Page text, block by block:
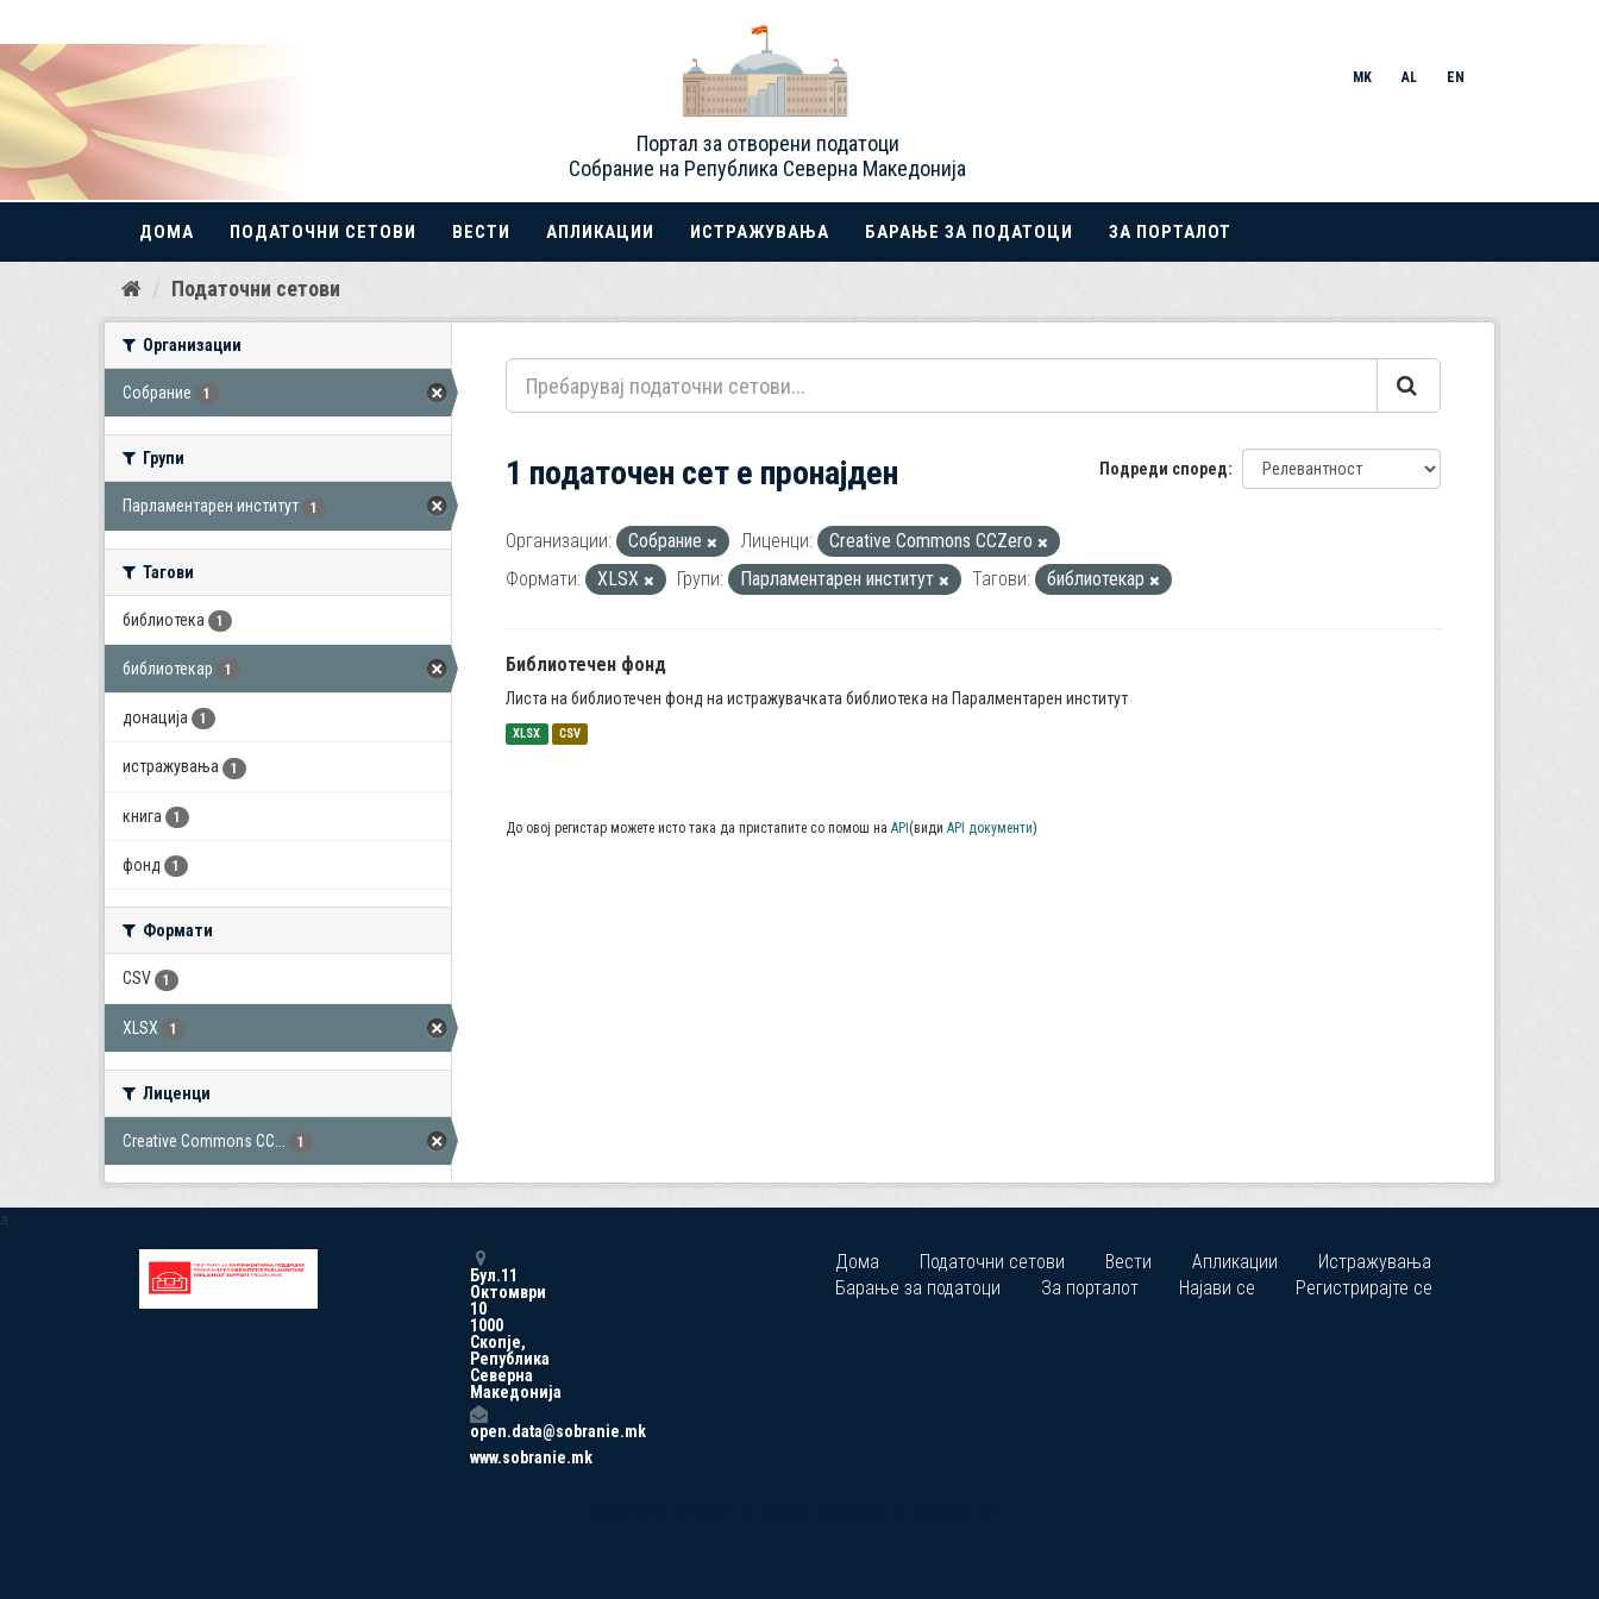
Прескокнете
Портал за отворени податоци
Собрание на Република Северна Македонија
MK AL EN
ДОМА ПОДАТОЧНИ СЕТОВИ ВЕСТИ АПЛИКАЦИИ ИСТРАЖУВАЊА БАРАЊЕ ЗА ПОДАТОЦИ ЗА ПОРТАЛОТ
Податочни сетови
Организации
Собрание 1
Групи
Парламентарен институт 1
Тагови
библиотека 1
библиотекар 1
донација 1
истражувања 1
книга 1
фонд 1
Формати
CSV 1
XLSX 1
Лиценци
Creative Commons CC... 1
Подреди според
1 податочен сет е пронајден
Организации: Собрание Лиценци:
Creative Commons CCZero
Формати:
XLSX Групи: Парламентарен институт Тагови: библиотекар
Библиотечен фонд
Листа на библиотечен фонд на истражувачката библиотека на Паралментарен институт
XLSX CSV
До овој регистар можете исто така да пристапите со помош на API (види API документи)
a
Бул.11
Октомври
10
1000
Скопје,
Република
Северна
Македонија
open.data@sobranie.mk
www.sobranie.mk
Дома Податочни сетови Вести Апликации
Истражувања
Барање за податоци
За порталот Најави се Регистрирајте се